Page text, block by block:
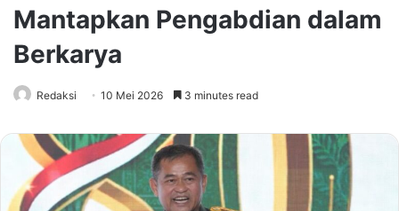
Mantapkan Pengabdian dalam
Berkarya
Redaksi 10 Mei 2026 3 minutes read